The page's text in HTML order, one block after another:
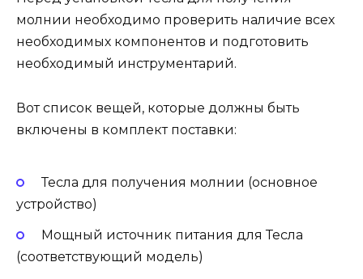
молнии необходимо проверить наличие всех
необходимых компонентов и подготовить
необходимый инструментарий.
Вот список вещей, которые должны быть
включены в комплект поставки:
Тесла для получения молнии (основное
устройство)
Мощный источник питания для Тесла
(соответствующий модель)